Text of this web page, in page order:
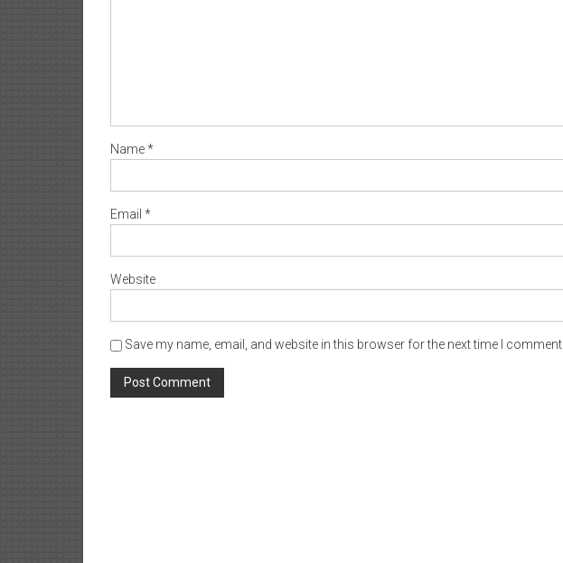
Name*
Email *
Website
Save my name, email, and website in this browser for the next time I comment.